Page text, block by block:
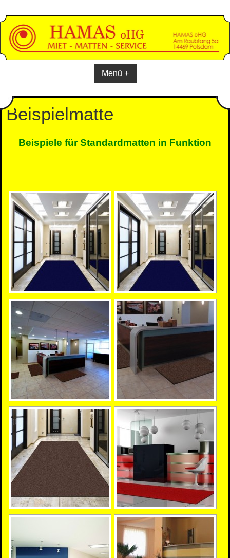
to
content
Menü +
Beispielmatte
Beispiele für Standardmatten in Funktion